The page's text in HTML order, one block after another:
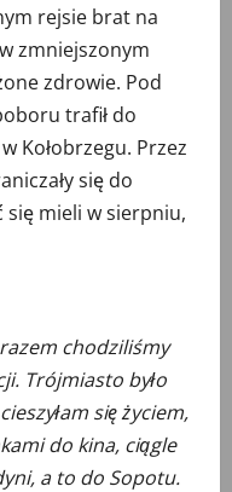
rejsie brat na
zmniejszonym
zdrowie. Pod
trafił do
Kołobrzegu. Przez
się do
mieli w sierpniu,
chodziliśmy
Trójmiasto było
się życiem,
do kina, ciągle
a to do Sopotu.